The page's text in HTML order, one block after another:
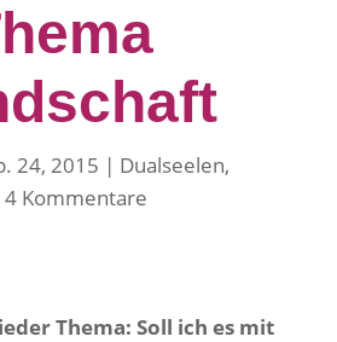
24, 2015 Dualseelen,
Kommentare
Thema: Soll ich es mit